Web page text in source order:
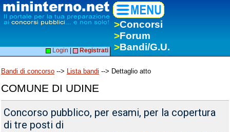
>Concorsi
>Forum
>Bandi/G.U.
Login Registrati
Bandi di concorso --> Lista bandi --> Dettaglio atto
COMUNE DI UDINE
Concorso pubblico, per esami, per la copertura
di tre posti di